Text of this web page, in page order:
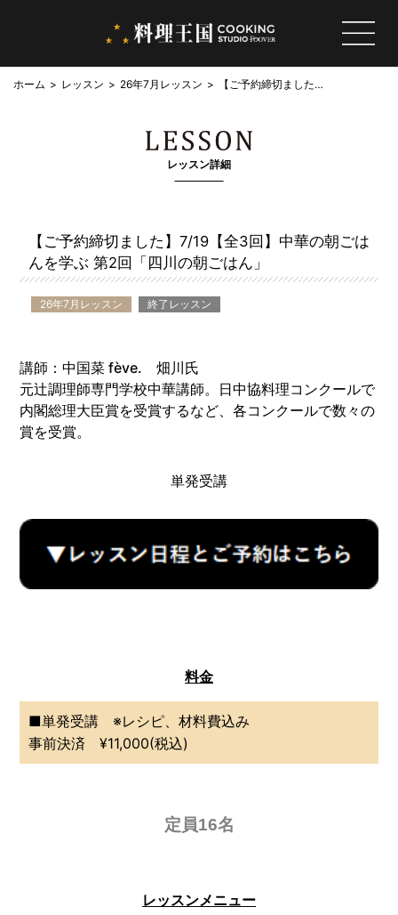
ホーム レッスン 26年7月レッスン
【ご予約締切ました】
「四川の朝ごはん」
レッスン詳細
【ご予約締切ました】7/19【全3回】中華の朝ごは
んを学ぶ 第2回「四川の朝ごはん」
26年7月レッスン 終了レッスン
講師：中国菜 fève. 畑川氏
元辻調理師専門学校中華講師。日中協料理コンクールで
内閣総理大臣賞を受賞するなど、各コンクールで数々の
賞を受賞。
単発受講
料金
■単発受講 ※レシピ、材料費込み
事前決済 ¥11,000(税込)
定員16名
レッスンメニュー